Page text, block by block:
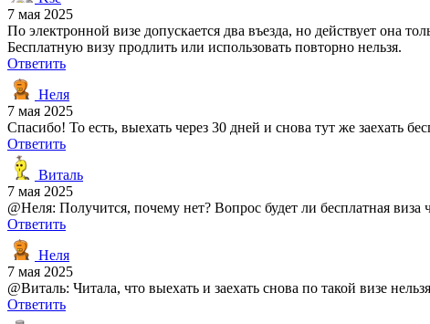
7 мая 2025
По электронной визе допускается два въезда, но действует она
Бесплатную визу продлить или использовать повторно нельзя.
Ответить
Неля
7 мая 2025
Спасибо! То есть, выехать через 30 дней и снова тут же заехать
Ответить
Виталь
7 мая 2025
@Неля: Получится, почему нет? Вопрос будет ли бесплатная виза
Ответить
Неля
7 мая 2025
@Виталь: Читала, что выехать и заехать снова по такой визе
Ответить